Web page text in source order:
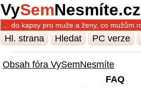
VySemNesmíte.cz
… do kapsy pro muže a ženy, co mužům
Hl. strana Hledat PC verze
Obsah fóra VySemNesmíte
FAQ